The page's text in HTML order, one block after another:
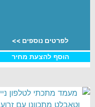
לפרטים נוספים >>
הוסף להצעת מחיר